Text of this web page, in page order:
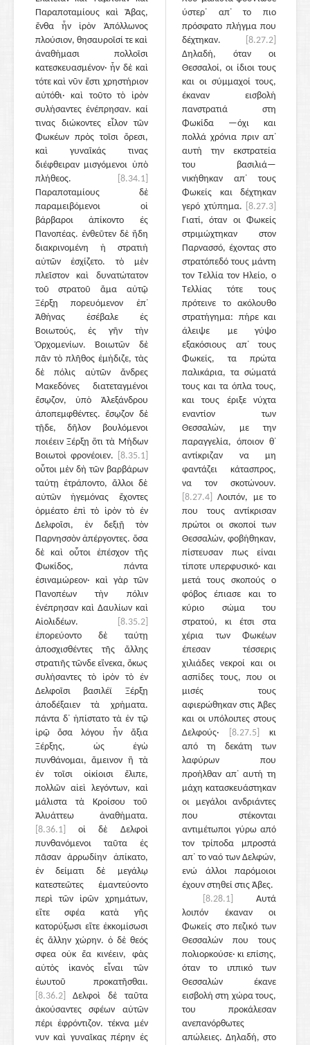
Παραποταμίους καὶ Ἄβας,
ἔνθα ἦν ἱρὸν Ἀπόλλωνος
πλούσιον, θησαυροῖσί τε καὶ
ἀναθήμασι πολλοῖσι
κατεσκευασμένον· ἦν δὲ καὶ
τότε καὶ νῦν ἔστι χρηστήριον
αὐτόθι· καὶ τοῦτο τὸ ἱρὸν
συλήσαντες ἐνέπρησαν. καί
τινας διώκοντες εἷλον τῶν
Φωκέων πρὸς τοῖσι ὄρεσι,
καὶ γυναῖκάς τινας
διέφθειραν μισγόμενοι ὑπὸ
πλήθεος.
[8.34.1]
Παραποταμίους δὲ
παραμειβόμενοι οἱ
βάρβαροι ἀπίκοντο ἐς
Πανοπέας. ἐνθεῦτεν δὲ ἤδη
διακρινομένη ἡ στρατιὴ
αὐτῶν ἐσχίζετο. τὸ μὲν
πλεῖστον καὶ δυνατώτατον
τοῦ στρατοῦ ἅμα αὐτῷ
Ξέρξῃ πορευόμενον ἐπ᾽
Ἀθήνας ἐσέβαλε ἐς
Βοιωτούς, ἐς γῆν τὴν
Ὀρχομενίων. Βοιωτῶν δὲ
πᾶν τὸ πλῆθος ἐμήδιζε, τὰς
δὲ πόλις αὐτῶν ἄνδρες
Μακεδόνες διατεταγμένοι
ἔσῳζον, ὑπὸ Ἀλεξάνδρου
ἀποπεμφθέντες. ἔσῳζον δὲ
τῇδε, δῆλον βουλόμενοι
ποιέειν Ξέρξῃ ὅτι τὰ Μήδων
Βοιωτοὶ φρονέοιεν.
[8.35.1]
οὗτοι μὲν δὴ τῶν βαρβάρων
ταύτῃ ἐτράποντο, ἄλλοι δὲ
αὐτῶν ἡγεμόνας ἔχοντες
ὁρμέατο ἐπὶ τὸ ἱρὸν τὸ ἐν
Δελφοῖσι, ἐν δεξιῇ τὸν
Παρνησσὸν ἀπέργοντες. ὅσα
δὲ καὶ οὗτοι ἐπέσχον τῆς
Φωκίδος, πάντα
ἐσιναμώρεον· καὶ γὰρ τῶν
Πανοπέων τὴν πόλιν
ἐνέπρησαν καὶ Δαυλίων καὶ
Αἰολιδέων.
[8.35.2]
ἐπορεύοντο δὲ ταύτῃ
ἀποσχισθέντες τῆς ἄλλης
στρατιῆς τῶνδε εἵνεκα, ὅκως
συλήσαντες τὸ ἱρὸν τὸ ἐν
Δελφοῖσι βασιλέϊ Ξέρξῃ
ἀποδέξαιεν τὰ χρήματα.
πάντα δ᾽ ἠπίστατο τὰ ἐν τῷ
ἱρῷ ὅσα λόγου ἦν ἄξια
Ξέρξης, ὡς ἐγὼ
πυνθάνομαι, ἄμεινον ἢ τὰ
ἐν τοῖσι οἰκίοισι ἔλιπε,
πολλῶν αἰεὶ λεγόντων, καὶ
μάλιστα τὰ Κροίσου τοῦ
Ἀλυάττεω ἀναθήματα.
[8.36.1]
οἱ δὲ Δελφοὶ
πυνθανόμενοι ταῦτα ἐς
πᾶσαν ἀρρωδίην ἀπίκατο,
ἐν δείματι δὲ μεγάλῳ
κατεστεῶτες ἐμαντεύοντο
περὶ τῶν ἱρῶν χρημάτων,
εἴτε σφέα κατὰ γῆς
κατορύξωσι εἴτε ἐκκομίσωσι
ἐς ἄλλην χώρην. ὁ δὲ θεός
σφεα οὐκ ἔα κινέειν, φὰς
αὐτὸς ἱκανὸς εἶναι τῶν
ἑωυτοῦ προκατῆσθαι.
[8.36.2]
Δελφοὶ δὲ ταῦτα
ἀκούσαντες σφέων αὐτῶν
πέρι ἐφρόντιζον. τέκνα μέν
νυν καὶ γυναῖκας πέρην ἐς
ύστερ᾽ απ᾽ το πιο
πρόσφατο πλήγμα που
δέχτηκαν.
[8.27.2]
Δηλαδή, όταν οι
Θεσσαλοί, οι ίδιοι τους
και οι σύμμαχοί τους,
έκαναν εισβολή
πανστρατιά στη
Φωκίδα —όχι και
πολλά χρόνια πριν απ᾽
αυτή την εκστρατεία
του βασιλιά—
νικήθηκαν απ᾽ τους
Φωκείς και δέχτηκαν
γερό χτύπημα.
[8.27.3]
Γιατί, όταν οι Φωκείς
στριμώχτηκαν στον
Παρνασσό, έχοντας στο
στρατόπεδό τους μάντη
τον Τελλία τον Ηλείο, ο
Τελλίας τότε τους
πρότεινε το ακόλουθο
στρατήγημα: πήρε και
άλειψε με γύψο
εξακόσιους απ᾽ τους
Φωκείς, τα πρώτα
παλικάρια, τα σώματά
τους και τα όπλα τους,
και τους έριξε νύχτα
εναντίον των
Θεσσαλών, με την
παραγγελία, όποιον θ᾽
αντίκριζαν να μη
φαντάζει κάτασπρος,
να τον σκοτώνουν.
[8.27.4]
Λοιπόν, με το
που τους αντίκρισαν
πρώτοι οι σκοποί των
Θεσσαλών, φοβήθηκαν,
πίστευσαν πως είναι
τίποτε υπερφυσικό· και
μετά τους σκοπούς ο
φόβος έπιασε και το
κύριο σώμα του
στρατού, κι έτσι στα
χέρια των Φωκέων
έπεσαν τέσσερις
χιλιάδες νεκροί και οι
ασπίδες τους, που οι
μισές τους
αφιερώθηκαν στις Άβες
και οι υπόλοιπες στους
Δελφούς·
[8.27.5]
κι
από τη δεκάτη των
λαφύρων που
προήλθαν απ᾽ αυτή τη
μάχη κατασκευάστηκαν
οι μεγάλοι ανδριάντες
που στέκονται
αντιμέτωποι γύρω από
τον τρίποδα μπροστά
απ᾽ το ναό των Δελφών,
ενώ άλλοι παρόμοιοι
έχουν στηθεί στις Άβες.
[8.28.1]
Αυτά
λοιπόν έκαναν οι
Φωκείς στο πεζικό των
Θεσσαλών που τους
πολιορκούσε· κι επίσης,
όταν το ιππικό των
Θεσσαλών έκανε
εισβολή στη χώρα τους,
του προκάλεσαν
ανεπανόρθωτες
απώλειες. Δηλαδή, στο